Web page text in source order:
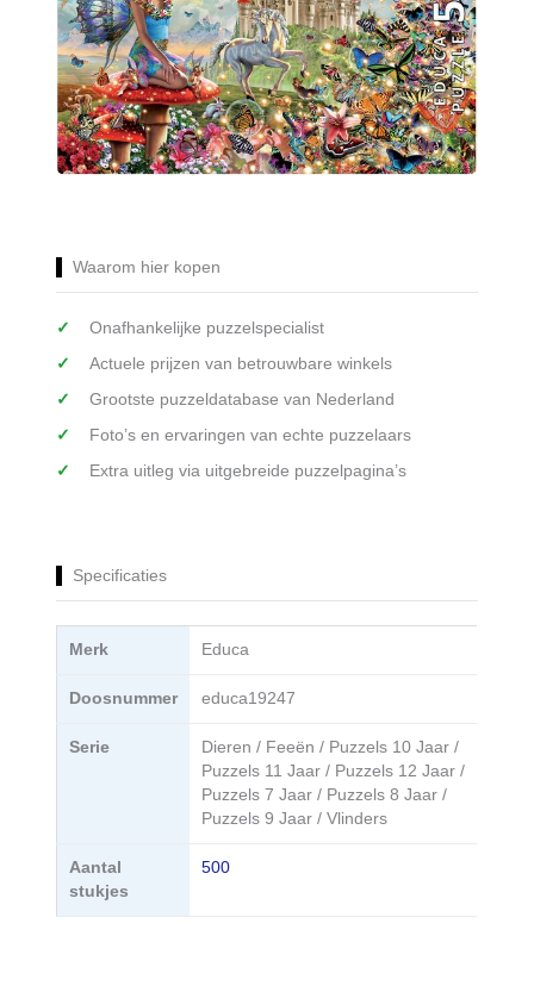
Waarom hier kopen
Onafhankelijke puzzelspecialist
Actuele prijzen van betrouwbare winkels
Grootste puzzeldatabase van Nederland
Foto’s en ervaringen van echte puzzelaars
Extra uitleg via uitgebreide puzzelpagina’s
Specificaties
Merk Educa
Doosnummer educa19247
Serie
Dieren / Feeën / Puzzels 10 Jaar /
Puzzels 11 Jaar / Puzzels 12 Jaar /
Puzzels 7 Jaar / Puzzels 8 Jaar /
Puzzels 9 Jaar / Vlinders
Aantal
stukjes
500